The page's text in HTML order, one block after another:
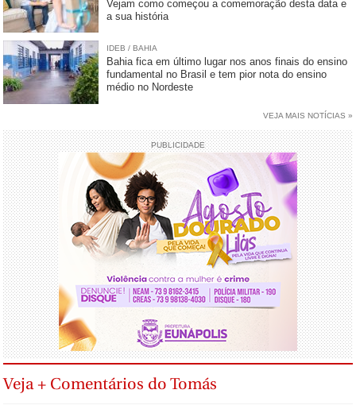
Vejam como começou a comemoração desta data e
a sua história
IDEB / BAHIA
Bahia fica em último lugar nos anos finais do ensino
fundamental no Brasil e tem pior nota do ensino
médio no Nordeste
VEJA MAIS NOTÍCIAS »
PUBLICIDADE
Veja + Comentários do Tomás